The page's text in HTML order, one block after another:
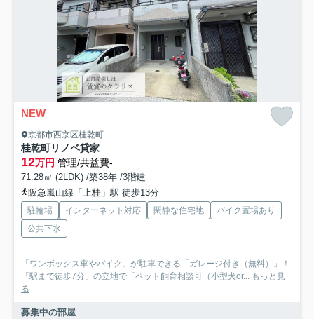
NEW
京都市西京区桂乾町
桂乾町リノベ貸家
12万円 管理/共益費-
71.28㎡ (2LDK) /築38年 /3階建
阪急嵐山線「上桂」駅 徒歩13分
駐輪場 インターネット対応 閑静な住宅地
バイク置場あり
公共下水
「ワンボックス車やバイク」が駐車できる「ガレージ付き（無料）」！
「駅まで徒歩7分」の立地で「ペット飼育相談可（小型犬or... もっと見
る
募集中の部屋